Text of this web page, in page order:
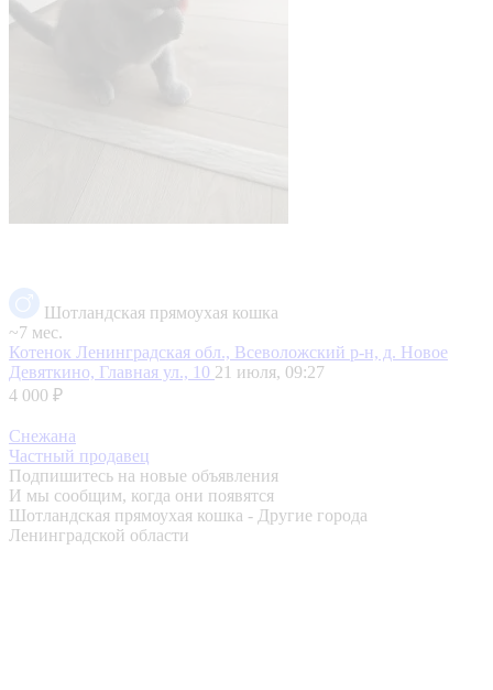
Шотландская прямоухая кошка
~7 мес.
Котенок Ленинградская обл., Всеволожский р-н, д. Новое
Девяткино, Главная ул., 10 21 июля, 09:27
4 000 ₽
Снежана
Частный продавец
Подпишитесь на новые объявления
И мы сообщим, когда они появятся
Шотландская прямоухая кошка - Другие города
Ленинградской области